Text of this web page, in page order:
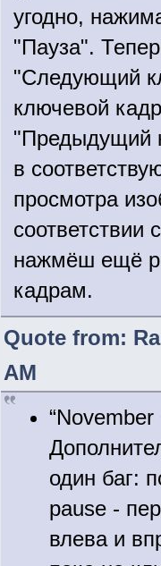
угодно,
"Пауза".
"Следующий
ключевой
"Предыдущий
в
просмотра
нажмёш ещё
кадрам.
Quote from:
AM
один баг:
pause -
влева и